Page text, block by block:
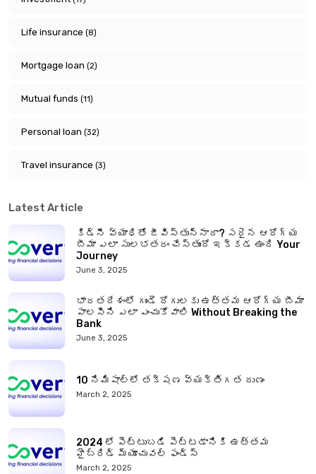
Life insurance (8)
Mortgage loan (2)
Mutual funds (11)
Personal loan (32)
Travel insurance (3)
Latest Article
కిడ్నీ వ్యాధితో జీవిస్తున్నారా? సరైన ఆరోగ్య
బీమా ఎలా సులభతరం చేస్తుందో ఇక్కడ ఉంది Your
Journey
June 3, 2025
భారతదేశంలో గుండె రోగులకు ఉత్తమ ఆరోగ్య బీమా
పాలసీని ఎలా ఎంచుకోవాలి Without Breaking the
Bank
June 3, 2025
10 నిమిషాల్లో తక్షణ వ్యక్తిగత రుణం
March 2, 2025
2024 లో పెట్టుబడి పెట్టడానికి ఉత్తమ
హైబ్రిడ్ మ్యూచువల్ ఫండ్స్
March 2, 2025